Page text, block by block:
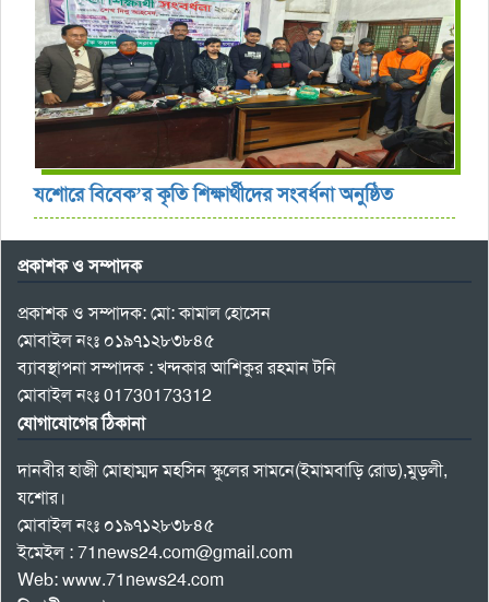
যশোরে বিবেক’র কৃতি শিক্ষার্থীদের সংবর্ধনা অনুষ্ঠিত
প্রকাশক ও সম্পাদক
প্রকাশক ও সম্পাদক: মো: কামাল হোসেন
মোবাইল নংঃ ০১৯৭১২৮৩৮৪৫
ব্যাবস্থাপনা সম্পাদক : খন্দকার আশিকুর রহমান টনি
মোবাইল নংঃ 01730173312
যোগাযোগের ঠিকানা
দানবীর হাজী মোহাম্মদ মহসিন স্কুলের সামনে(ইমামবাড়ি রোড),মুড়লী,
যশোর।
মোবাইল নংঃ ০১৯৭১২৮৩৮৪৫
ইমেইল : 71news24.com@gmail.com
Web: www.71news24.com